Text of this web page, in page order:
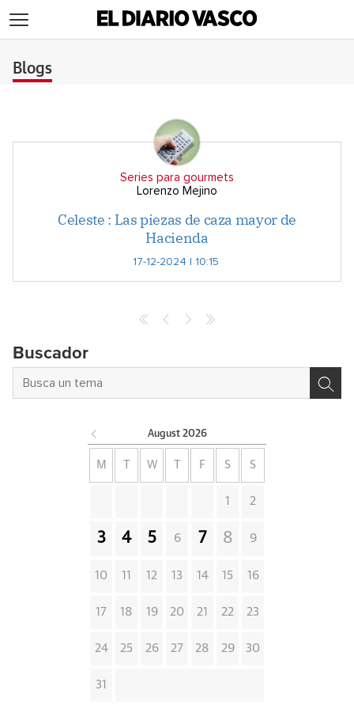
Blogs
Series para gourmets
Lorenzo Mejino
Celeste : Las piezas de caza mayor de
Hacienda
17-12-2024 | 10:15
Buscador
August 2026
M W F S S
1 2
3 4 5 6 7 8 9
10 11 12 13 14 15 16
17 18 19 20 21 22 23
24 25 26 27 28 29 30
31